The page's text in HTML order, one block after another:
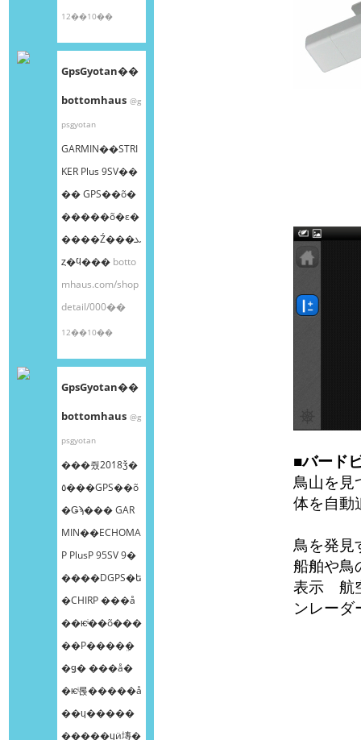
12��10��
GpsGyotan��
bottomhaus @g
psgyotan
GARMIN��STRI
KER Plus 9SV��
�� GPS��õ�
�����õ�ε�
����Ź���ܥ
ȥ�ϥ��� botto
mhaus.com/shop
detail/000��
12��10��
GpsGyotan��
bottomhaus @g
psgyotan
���줬2018ǯ�
٥���GPS��õ
�Ǥϡ��� GAR
MIN��ECHOMA
P PlusP 95SV 9�
����DGPS�ե
�CHIRP ���å
��ѥͥ��õ���
��Ρ����ܸ�
�ǥ� ���å�
�ѥͥ롡�����å
��ɥ�����
�����ɥӥ塼�
■バード
鳥山を
体を自動
鳥を発見
船舶や
表示 航
ンレーダ